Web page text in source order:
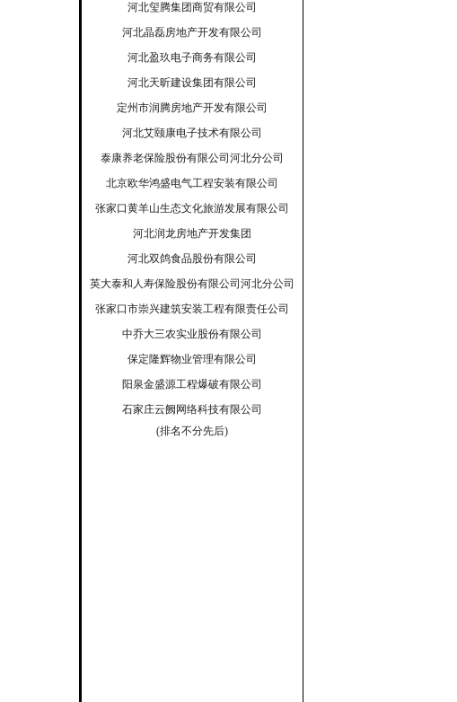
河北玺腾集团商贸有限公司
河北晶磊房地产开发有限公司
河北盈玖电子商务有限公司
河北天昕建设集团有限公司
定州市润腾房地产开发有限公司
河北艾颐康电子技术有限公司
泰康养老保险股份有限公司河北分公司
北京欧华鸿盛电气工程安装有限公司
张家口黄羊山生态文化旅游发展有限公司
河北润龙房地产开发集团
河北双鸽食品股份有限公司
英大泰和人寿保险股份有限公司河北分公司
张家口市崇兴建筑安装工程有限责任公司
中乔大三农实业股份有限公司
保定隆辉物业管理有限公司
阳泉金盛源工程爆破有限公司
石家庄云阙网络科技有限公司
(排名不分先后)